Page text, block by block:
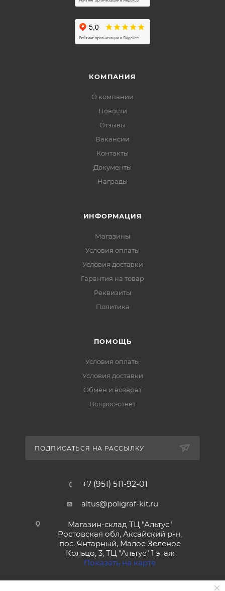
КОМПАНИЯ
О компании
Новости
Отзывы
Вакансии
Контакты
Документы
Награды
ИНФОРМАЦИЯ
Магазины
Условия оплаты
Условия доставки
Гарантия на товар
Реквизиты
Политика
ПОМОЩЬ
Условия оплаты
Условия доставки
Обмен и возврат
Вопрос-ответ
ПОДПИСАТЬСЯ НА РАССЫЛКУ
+7 (951) 511-92-01
altus@poligraf-kit.ru
Магазин-склад ТЦ "Альтус"
Ростовская обл, Аксайский р-н,
пос. Янтарный, Малое Зеленое
Кольцо, 3, ТЦ "Альтус" 1 этаж
Показать на карте